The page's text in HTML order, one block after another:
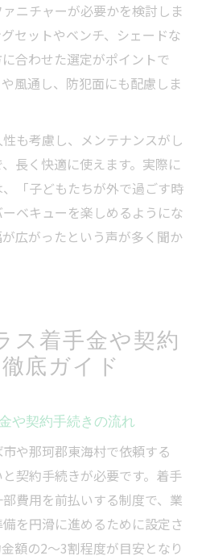
ニチャーが必要かを検討しま
セットやベンチ、シェードな
合わせた選定がポイントで
風通し、防犯面にも配慮しま
も考慮し、メンテナンスがし
長く快適に使えます。実際に
「子どもたちが外で過ごす時
ベキューを楽しめるようにな
広がったという声が多く聞か
ス着手金や契約
底ガイド
や契約手続きの流れ
や那珂郡東海村で依頼する
契約手続きが必要です。着手
費用を前払いする制度で、業
を円滑に進めるために設定さ
額の2～3割程度が目安となり